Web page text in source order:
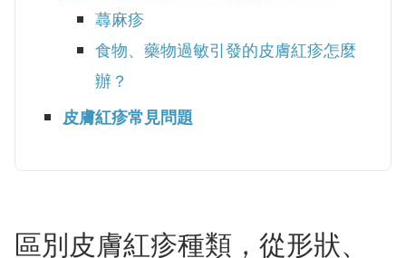
蕁麻疹
食物、藥物過敏引發的皮膚紅疹怎麼
辦？
皮膚紅疹常見問題
區別皮膚紅疹種類，從形狀、